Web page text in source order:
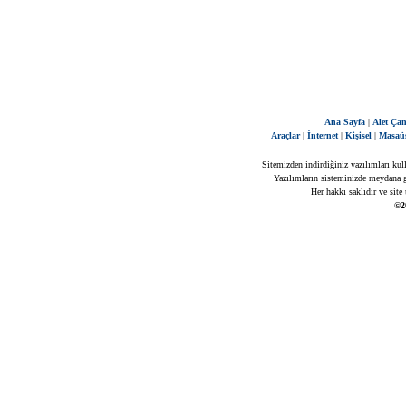
Ana Sayfa| Alet
Araçlar| İnternet| Kişisel|
Sitemizden indirdiğiniz yazılımları
Yazılımların sisteminizde
Her hakkı saklıdır ve